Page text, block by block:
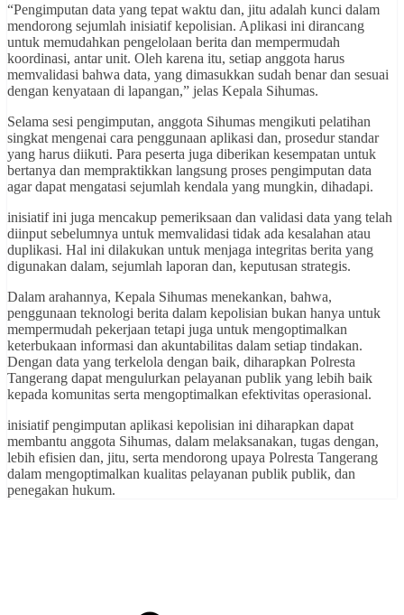
“Pengimputan data yang tepat waktu dan, jitu adalah kunci dalam
mendorong sejumlah inisiatif kepolisian. Aplikasi ini dirancang
untuk memudahkan pengelolaan berita dan mempermudah
koordinasi, antar unit. Oleh karena itu, setiap anggota harus
memvalidasi bahwa data, yang dimasukkan sudah benar dan sesuai
dengan kenyataan di lapangan,” jelas Kepala Sihumas.
Selama sesi pengimputan, anggota Sihumas mengikuti pelatihan
singkat mengenai cara penggunaan aplikasi dan, prosedur standar
yang harus diikuti. Para peserta juga diberikan kesempatan untuk
bertanya dan mempraktikkan langsung proses pengimputan data
agar dapat mengatasi sejumlah kendala yang mungkin, dihadapi.
inisiatif ini juga mencakup pemeriksaan dan validasi data yang telah
diinput sebelumnya untuk memvalidasi tidak ada kesalahan atau
duplikasi. Hal ini dilakukan untuk menjaga integritas berita yang
digunakan dalam, sejumlah laporan dan, keputusan strategis.
Dalam arahannya, Kepala Sihumas menekankan, bahwa,
penggunaan teknologi berita dalam kepolisian bukan hanya untuk
mempermudah pekerjaan tetapi juga untuk mengoptimalkan
keterbukaan informasi dan akuntabilitas dalam setiap tindakan.
Dengan data yang terkelola dengan baik, diharapkan Polresta
Tangerang dapat mengulurkan pelayanan publik yang lebih baik
kepada komunitas serta mengoptimalkan efektivitas operasional.
inisiatif pengimputan aplikasi kepolisian ini diharapkan dapat
membantu anggota Sihumas, dalam melaksanakan, tugas dengan,
lebih efisien dan, jitu, serta mendorong upaya Polresta Tangerang
dalam mengoptimalkan kualitas pelayanan publik publik, dan
penegakan hukum.